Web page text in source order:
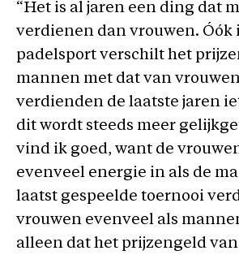
“Het is al jaren een ding dat
verdienen dan vrouwen. Óók
padelsport verschilt het
mannen met dat van
verdienden de laatste jaren
dit wordt steeds meer
vind ik goed, want de
evenveel energie in als de
laatst gespeelde toernooi
vrouwen evenveel als
alleen dat het prijzengeld